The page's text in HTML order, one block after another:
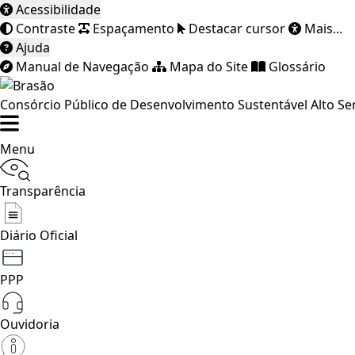
Acessibilidade
Contraste
Espaçamento Destacar cursor
Mais...
Ajuda
Manual de Navegação
Mapa do Site Glossário
Consórcio Público de Desenvolvimento Sustentável Alto
Menu
Transparência
Diário Oficial
PPP
Ouvidoria